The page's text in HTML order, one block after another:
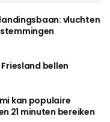
vluchten
bellen
kan populaire
21 minuten bereiken